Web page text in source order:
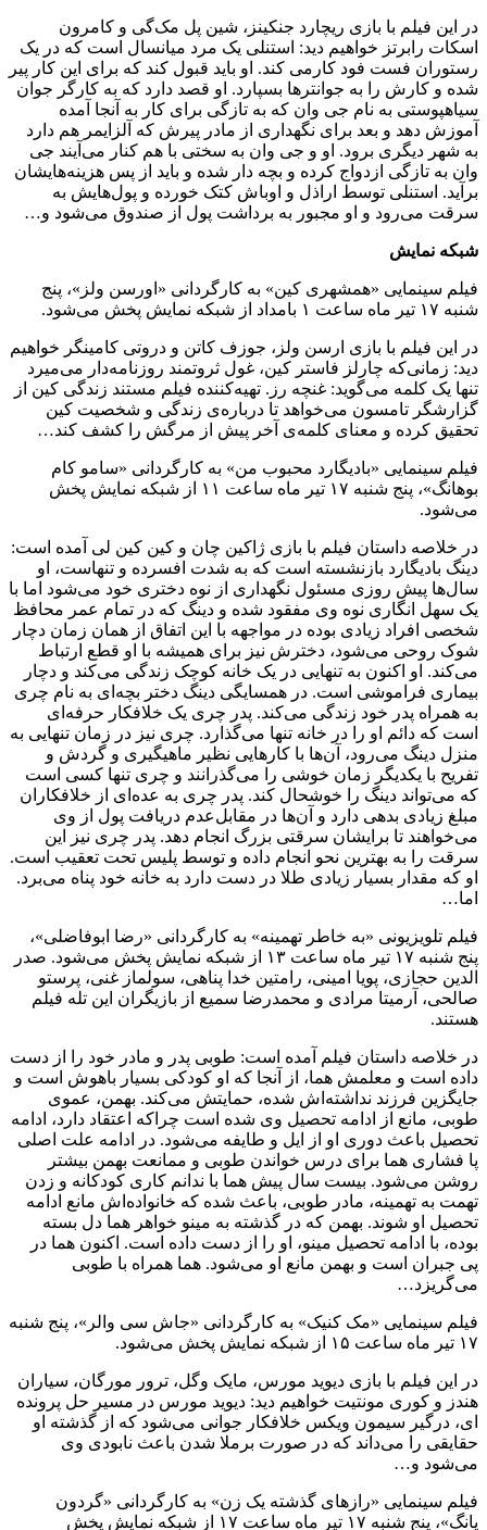
در این فیلم با بازی ریچارد جنکینز، شین پل مک‌گی و کامرون
اسکات رابرتز خواهیم دید: استنلی یک مرد میانسال است که در یک
رستوران فست فود کارمی کند. او باید قبول کند که برای این کار پیر
شده و کارش را به جوانترها بسپارد. او قصد دارد که به کارگر جوان
سیاهپوستی به نام جی وان که به تازگی برای کار به آنجا آمده
آموزش دهد و بعد برای نگهداری از مادر پیرش که آلزایمر هم دارد
به شهر دیگری برود. او و جی وان به سختی با هم کنار می‌آیند جی
وان به تازگی ازدواج کرده و بچه دار شده و باید از پس هزینه‌هایشان
برآید. استنلی توسط اراذل و اوباش کتک خورده و پول‌هایش به
سرقت می‌رود و او مجبور به برداشت پول از صندوق می‌شود و…
شبکه نمایش
فیلم سینمایی «همشهری کین» به کارگردانی «اورسن ولز»، پنج
شنبه ۱۷ تیر ماه ساعت ۱ بامداد از شبکه نمایش پخش می‌شود.
در این فیلم با بازی ارسن ولز، جوزف کاتن و دروتی کامینگر خواهیم
دید: زمانی‌که چارلز فاستر کین، غول ثروتمند روزنامه‌دار می‌میرد
تنها یک کلمه می‌گوید: غنچه رز. تهیه‌کننده فیلم مستند زندگی کین از
گزارشگر تامسون می‌خواهد تا درباره‌ی زندگی و شخصیت کین
تحقیق کرده و معنای کلمه‌ی آخر پیش از مرگش را کشف کند…
فیلم سینمایی «بادیگارد محبوب من» به کارگردانی «سامو کام
بوهانگ»، پنج شنبه ۱۷ تیر ماه ساعت ۱۱ از شبکه نمایش پخش
می‌شود.
در خلاصه داستان فیلم با بازی ژاکین چان و کین کین لی آمده است:
دینگ بادیگارد بازنشسته است که به شدت افسرده و تنهاست، او
سال‌ها پیش روزی مسئول نگهداری از نوه دختری خود می‌شود اما با
یک سهل انگاری نوه وی مفقود شده و دینگ که در تمام عمر محافظ
شخصی افراد زیادی بوده در مواجهه با این اتفاق از همان زمان دچار
شوک روحی می‌شود، دخترش نیز برای همیشه با او قطع ارتباط
می‌کند. او اکنون به تنهایی در یک خانه کوچک زندگی می‌کند و دچار
بیماری فراموشی است. در همسایگی دینگ دختر بچه‌ای به نام چری
به همراه پدر خود زندگی می‌کند. پدر چری یک خلافکار حرفه‌ای
است که دائم او را در خانه تنها می‌گذارد. چری نیز در زمان تنهایی به
منزل دینگ می‌رود، آن‌ها با کارهایی نظیر ماهیگیری و گردش و
تفریح با یکدیگر زمان خوشی را می‌گذرانند و چری تنها کسی است
که می‌تواند دینگ را خوشحال کند. پدر چری به عده‌ای از خلافکاران
مبلغ زیادی بدهی دارد و آن‌ها در مقابل‌عدم دریافت پول از وی
می‌خواهند تا برایشان سرقتی بزرگ انجام دهد. پدر چری نیز این
سرقت را به بهترین نحو انجام داده و توسط پلیس تحت تعقیب است.
او که مقدار بسیار زیادی طلا در دست دارد به خانه خود پناه می‌برد.
اما…
فیلم تلویزیونی «به خاطر تهمینه» به کارگردانی «رضا ابوفاضلی»،
پنج شنبه ۱۷ تیر ماه ساعت ۱۳ از شبکه نمایش پخش می‌شود. صدر
الدین حجازی، پویا امینی، رامتین خدا پناهی، سولماز غنی، پرستو
صالحی، آرمیتا مرادی و محمدرضا سمیع از بازیگران این تله فیلم
هستند.
در خلاصه داستان فیلم آمده است: طوبی پدر و مادر خود را از دست
داده است و معلمش هما، از آنجا که او کودکی بسیار باهوش است و
جایگزین فرزند نداشته‌اش شده، حمایتش می‌کند. بهمن، عموی
طوبی، مانع از ادامه تحصیل وی شده است چراکه اعتقاد دارد، ادامه
تحصیل باعث دوری او از ایل و طایفه می‌شود. در ادامه علت اصلی
پا فشاری هما برای درس خواندن طوبی و ممانعت بهمن بیشتر
روشن می‌شود. بیست سال پیش هما با ندانم کاری کودکانه و زدن
تهمت به تهمینه، مادر طوبی، باعث شده که خانواده‌اش مانع ادامه
تحصیل او شوند. بهمن که در گذشته به مینو خواهر هما دل بسته
بوده، با ادامه تحصیل مینو، او را از دست داده است. اکنون هما در
پی جبران است و بهمن مانع او می‌شود. هما همراه با طوبی
می‌گریزد…
فیلم سینمایی «مک کنیک» به کارگردانی «جاش سی والر»، پنج شنبه
۱۷ تیر ماه ساعت ۱۵ از شبکه نمایش پخش می‌شود.
در این فیلم با بازی دیوید مورس، مایک وگل، ترور مورگان، سیاران
هندز و کوری مونتیت خواهیم دید: دیوید مورس در مسیر حل پرونده
ای، درگیر سیمون ویکس خلافکار جوانی می‌شود که از گذشته او
حقایقی را می‌داند که در صورت برملا شدن باعث نابودی وی
می‌شود و…
فیلم سینمایی «رازهای گذشته یک زن» به کارگردانی «گردون
یانگ»، پنج شنبه ۱۷ تیر ماه ساعت ۱۷ از شبکه نمایش پخش